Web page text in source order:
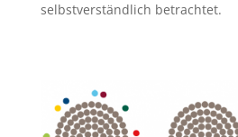
selbstverständlich betrachtet.